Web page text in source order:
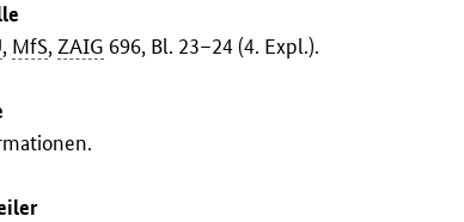
, MfS,ZAIG 696, Bl. 23–24 (4. Expl.).